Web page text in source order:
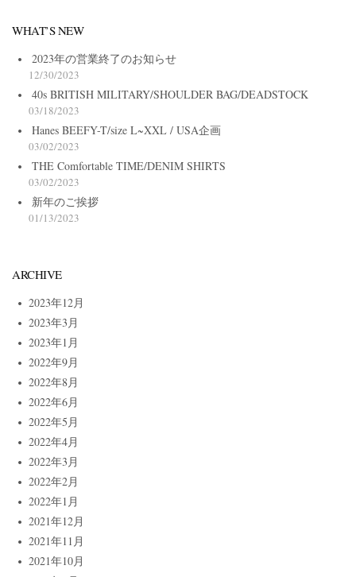
WHAT’S NEW
2023年の営業終了のお知らせ
12/30/2023
40s BRITISH MILITARY/SHOULDER BAG/DEADSTOCK
03/18/2023
Hanes BEEFY-T/size L~XXL / USA企画
03/02/2023
THE Comfortable TIME/DENIM SHIRTS
03/02/2023
新年のご挨拶
01/13/2023
ARCHIVE
2023年12月
2023年3月
2023年1月
2022年9月
2022年8月
2022年6月
2022年5月
2022年4月
2022年3月
2022年2月
2022年1月
2021年12月
2021年11月
2021年10月